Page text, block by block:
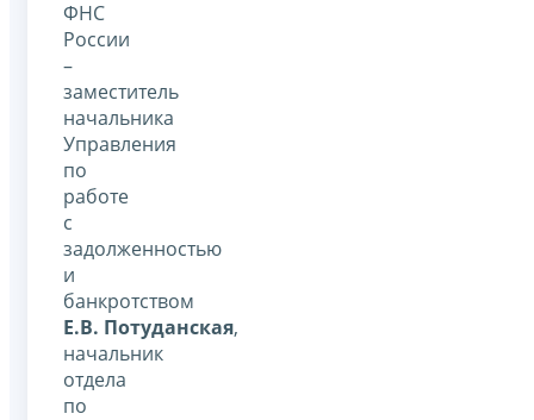
ФНС
России
–
заместитель
начальника
Управления
по
работе
с
задолженностью
и
банкротством
Е.В. Потуданская,
начальник
отдела
по